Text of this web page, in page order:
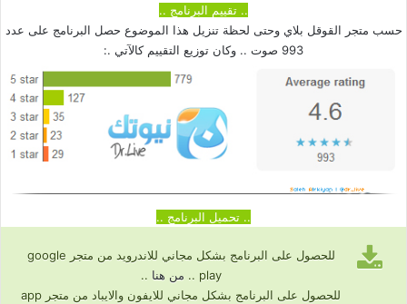
.. تقييم البرنامج ..
حسب متجر القوقل بلاي وحتى لحظة تنزيل هذا الموضوع حصل البرنامج على عدد
993 صوت .. وكان توزيع التقييم كالآتي .:
.. تحميل البرنامج ..
للحصول على البرنامج بشكل مجاني للاندرويد من متجر google
play ..
من هنا ..
للحصول على البرنامج بشكل مجاني للايفون والايباد من متجر app